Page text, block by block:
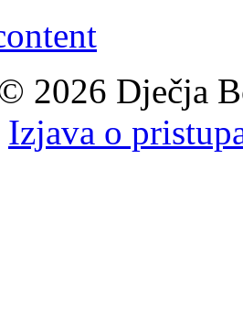
2026 Dječja
Izjava o